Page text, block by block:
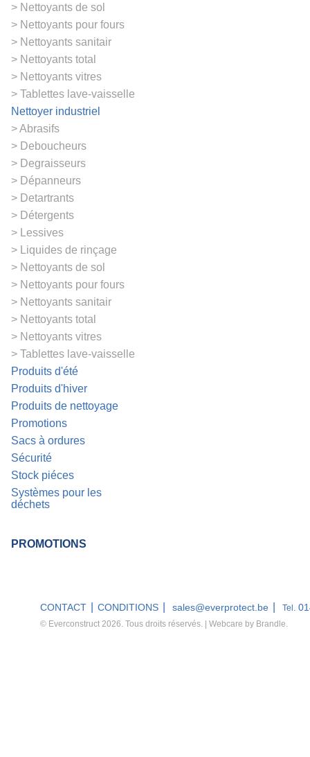
Nettoyants de sol
Nettoyants pour fours
Nettoyants sanitair
Nettoyants total
Nettoyants vitres
Tablettes lave-vaisselle
Nettoyer industriel
Abrasifs
Deboucheurs
Degraisseurs
Dépanneurs
Detartrants
Détergents
Lessives
Liquides de rinçage
Nettoyants de sol
Nettoyants pour fours
Nettoyants sanitair
Nettoyants total
Nettoyants vitres
Tablettes lave-vaisselle
Produits d'été
Produits d'hiver
Produits de nettoyage
Promotions
Sacs à ordures
Sécurité
Stock piéces
Systèmes pour les
déchets
PROMOTIONS
CONTACT CONDITIONS sales@everprotect.be Tel.
© Everconstruct 2026. Tous droits réservés. | Webcare by Brandle.